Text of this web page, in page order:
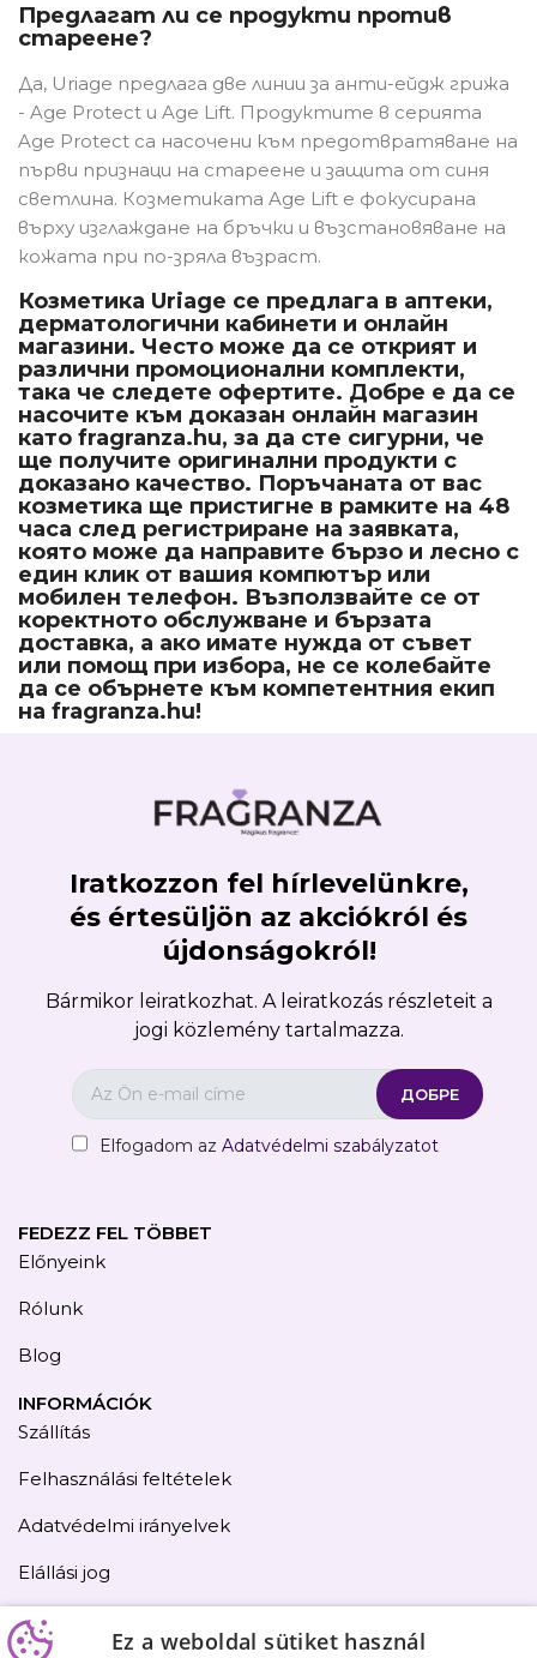
Предлагат ли се продукти против
стареене?
Да, Uriage предлага две линии за анти-ейдж грижа
- Age Protect и Age Lift. Продуктите в серията
Age Protect са насочени към предотвратяване на
първи признаци на стареене и защита от синя
светлина. Козметиката Age Lift е фокусирана
върху изглаждане на бръчки и възстановяване на
кожата при по-зряла възраст.
Козметика Uriage се предлага в аптеки,
дерматологични кабинети и онлайн
магазини. Често може да се открият и
различни промоционални комплекти,
така че следете офертите. Добре е да се
насочите към доказан онлайн магазин
като fragranza.hu, за да сте сигурни, че
ще получите оригинални продукти с
доказано качество. Поръчаната от вас
козметика ще пристигне в рамките на 48
часа след регистриране на заявката,
която може да направите бързо и лесно с
един клик от вашия компютър или
мобилен телефон. Възползвайте се от
коректното обслужване и бързата
доставка, а ако имате нужда от съвет
или помощ при избора, не се колебайте
да се обърнете към компетентния екип
на fragranza.hu!
Iratkozzon fel hírlevelünkre,
és értesüljön az akciókról és
újdonságokról!
Bármikor leiratkozhat. A leiratkozás részleteit a
jogi közlemény tartalmazza.
Elfogadom az Adatvédelmi szabályzatot
FEDEZZ FEL TÖBBET
Előnyeink
Rólunk
Blog
INFORMÁCIÓK
Szállítás
Felhasználási feltételek
Adatvédelmi irányelvek
Elállási jog
Kapcsolat
Ez a weboldal sütiket használ